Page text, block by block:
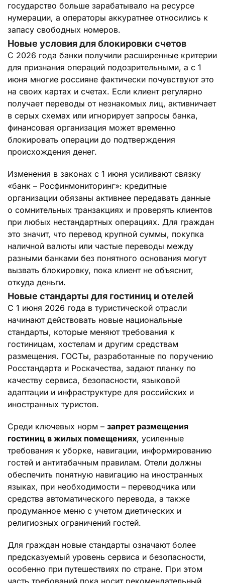
государство больше зарабатывало на ресурсе
нумерации, а операторы аккуратнее относились к
запасу свободных номеров.
Новые условия для блокировки счетов
С 2026 года банки получили расширенные критерии
для признания операций подозрительными, а с 1
июня многие россияне фактически почувствуют это
на своих картах и счетах. Если клиент регулярно
получает переводы от незнакомых лиц, активничает
в серых схемах или игнорирует запросы банка,
финансовая организация может временно
блокировать операции до подтверждения
происхождения денег.
Изменения в законах с 1 июня усиливают связку
«банк – Росфинмониторинг»: кредитные
организации обязаны активнее передавать данные
о сомнительных транзакциях и проверять клиентов
при любых нестандартных операциях. Для граждан
это значит, что перевод крупной суммы, покупка
наличной валюты или частые переводы между
разными банками без понятного основания могут
вызвать блокировку, пока клиент не объяснит,
откуда деньги.
Новые стандарты для гостиниц и отелей
С 1 июня 2026 года в туристической отрасли
начинают действовать новые национальные
стандарты, которые меняют требования к
гостиницам, хостелам и другим средствам
размещения. ГОСТы, разработанные по поручению
Росстандарта и Роскачества, задают планку по
качеству сервиса, безопасности, языковой
адаптации и инфраструктуре для российских и
иностранных туристов.
Среди ключевых норм – запрет размещения
гостиниц в жилых помещениях, усиленные
требования к уборке, навигации, информированию
гостей и антитабачным правилам. Отели должны
обеспечить понятную навигацию на иностранных
языках, при необходимости – переводчика или
средства автоматического перевода, а также
продуманное меню с учетом диетических и
религиозных ограничений гостей.
Для граждан новые стандарты означают более
предсказуемый уровень сервиса и безопасности,
особенно при путешествиях по стране. При этом